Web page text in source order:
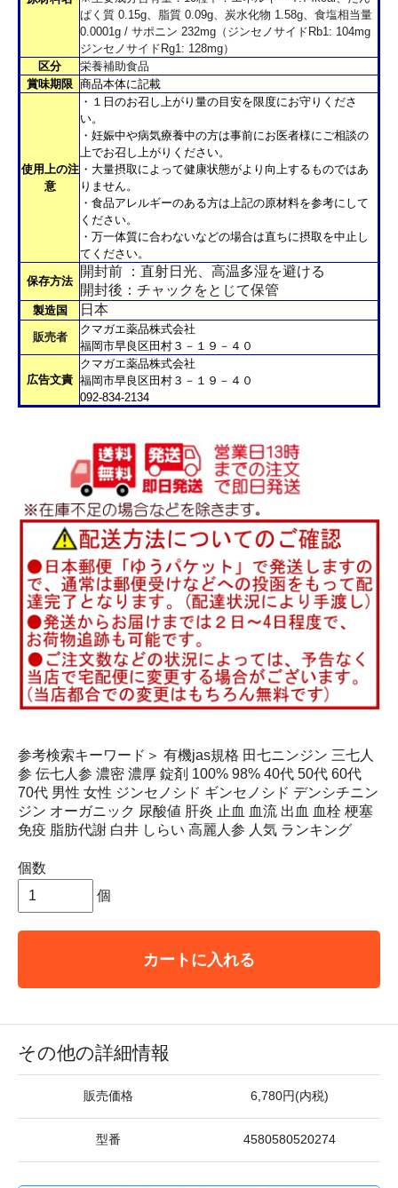
ぱく質 0.15g、脂質 0.09g、炭水化物 1.58g、食塩相当量
0.0001g / サポニン 232mg（ジンセノサイドRb1: 104mg
ジンセノサイドRg1: 128mg）
区分
栄養補助食品
賞味期限 商品本体に記載
使用上の注
意
・１日のお召し上がり量の目安を限度にお守りくださ
い。
・妊娠中や病気療養中の方は事前にお医者様にご相談の
上でお召し上がりください。
・大量摂取によって健康状態がより向上するものではあ
りません。
・食品アレルギーのある方は上記の原材料を参考にして
ください。
・万一体質に合わないなどの場合は直ちに摂取を中止し
てください。
保存方法
開封前 ：直射日光、高温多湿を避ける
開封後：チャックをとじて保管
製造国 日本
販売者
クマガエ薬品株式会社
福岡市早良区田村３－１９－４０
広告文責
クマガエ薬品株式会社
福岡市早良区田村３－１９－４０
092-834-2134
参考検索キーワード＞ 有機jas規格 田七ニンジン 三七人
参 伝七人参 濃密 濃厚 錠剤 100% 98% 40代 50代 60代
70代 男性 女性 ジンセノシド ギンセノシド デンシチニン
ジン オーガニック 尿酸値 肝炎 止血 血流 出血 血栓 梗塞
免疫 脂肪代謝 白井 しらい 高麗人参 人気 ランキング
個数
個
カートに入れる
その他の詳細情報
販売価格 6,780円(内税)
型番 4580580520274